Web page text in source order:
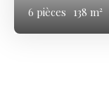
6 pièces 138 m²